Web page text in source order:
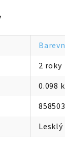
2 roky
0.098
Lesklý